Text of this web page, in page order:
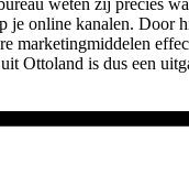
je online kanalen. Door
marketingmiddelen
Ottoland is dus een